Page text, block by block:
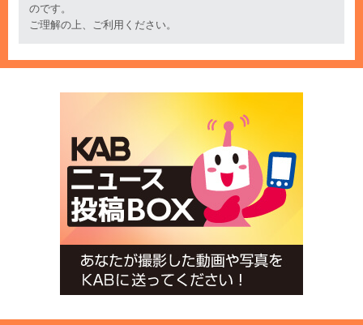
のです。
ご理解の上、ご利用ください。